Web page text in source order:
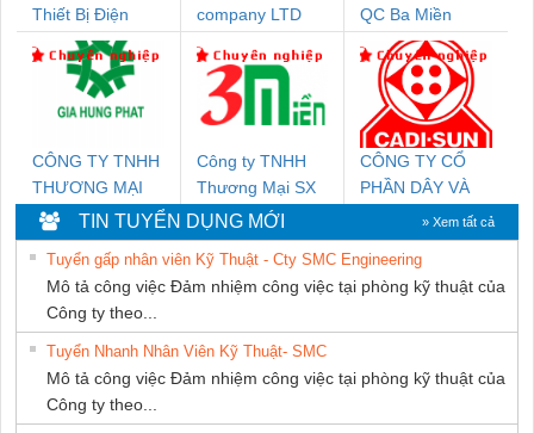
Thiết Bị Điện
Nam Quốc Thịnh
company LTD
QC Ba Miền
CÔNG TY TNHH
THƯƠNG MẠI
DỊCH VỤ KỸ
THUẬT ĐIỆN CƠ
GIA HƯNG PHÁT
Công ty TNHH
Thương Mại SX
Ba Miền
CÔNG TY CỔ
PHẦN DÂY VÀ
CÁP ĐIỆN
THƯỢNG ĐÌNH
TIN TUYỂN DỤNG MỚI » Xem tất cả
Tuyển gấp nhân viên Kỹ Thuật - Cty SMC Engineering
Mô tả công việc Đảm nhiệm công việc tại phòng kỹ thuật của
Công ty theo...
Tuyển Nhanh Nhân Viên Kỹ Thuật- SMC
Mô tả công việc Đảm nhiệm công việc tại phòng kỹ thuật của
Công ty theo...